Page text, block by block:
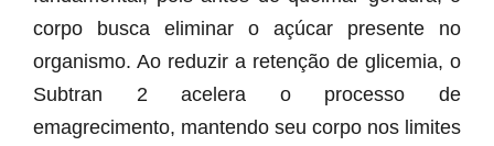
corpo busca eliminar o açúcar presente no
organismo. Ao reduzir a retenção de glicemia, o
Subtran 2 acelera o processo de
emagrecimento, mantendo seu corpo nos limites